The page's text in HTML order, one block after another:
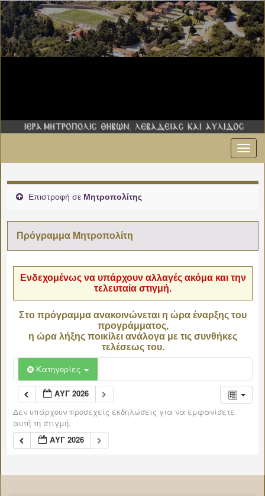
Επιστροφή σε Μητροπολίτης
Πρόγραμμα Μητροπολίτη
Ενδεχομένως να υπάρχουν αλλαγές ακόμα και την
τελευταία στιγμή.
Στο πρόγραμμα ανακοινώνεται η ώρα έναρξης του
προγράμματος,
η ώρα λήξης ποικίλει ανάλογα με τις συνθήκες
τελέσεως του.
Κατηγορίες
ΑΥΓ 2026
Δεν υπάρχουν προσεχείς εκδηλώσεις για να εμφανίσετε
αυτή τη στιγμή.
ΑΥΓ 2026